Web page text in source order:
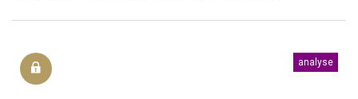
analyse